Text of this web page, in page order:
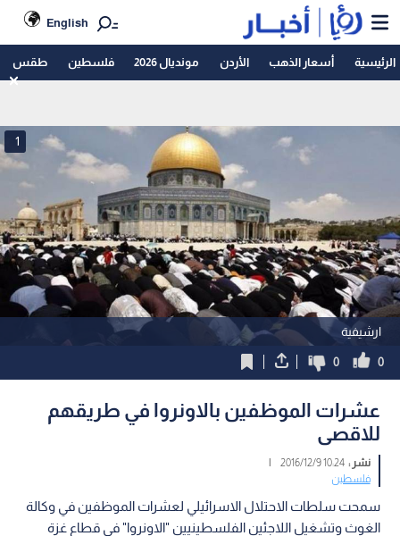
English
الرئيسية أسعار الذهب الأردن مونديال 2026 فلسطين طقس
ارشيفية
1
0
0
عشرات الموظفين بالاونروا في طريقهم
للاقصى
نشر :10:24 2016/12/9
|
فلسطين
سمحت سلطات الاحتلال الاسرائيلي لعشرات الموظفين في وكالة
الغوث وتشغيل اللاجئين الفلسطينيين "الاونروا" في قطاع غزة